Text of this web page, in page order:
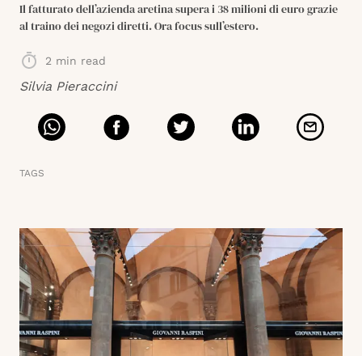
Il fatturato dell’azienda aretina supera i 38 milioni di euro grazie
al traino dei negozi diretti. Ora focus sull’estero.
2 min read
Silvia Pieraccini
TAGS